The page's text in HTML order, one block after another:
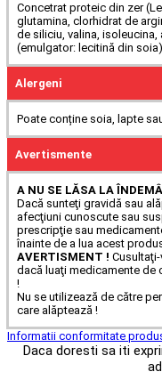
Concetrat proteic din zer
glutamina, clorhidrat de
de siliciu, valina,
(emulgator: lecitină din
Alergeni
Poate conține soia, lapte
Avertismente
A NU SE LĂSA LA
Dacă sunteţi gravidă sau
afecţiuni cunoscute sau
prescripţie sau
înainte de a lua acest
AVERTISMENT !
dacă luaţi medicamente de
!
Nu se utilizează de către
care alăptează !
Informatii conformitate
Daca doresti sa iti